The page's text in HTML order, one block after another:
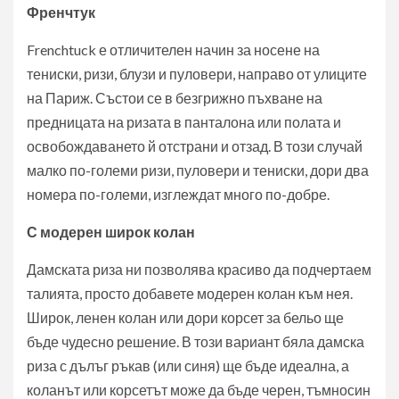
Френчтук
Frenchtuck е отличителен начин за носене на
тениски, ризи, блузи и пуловери, направо от улиците
на Париж. Състои се в безгрижно пъхване на
предницата на ризата в панталона или полата и
освобождаването й отстрани и отзад. В този случай
малко по-големи ризи, пуловери и тениски, дори два
номера по-големи, изглеждат много по-добре.
С модерен широк колан
Дамската риза ни позволява красиво да подчертаем
талията, просто добавете модерен колан към нея.
Широк, ленен колан или дори корсет за бельо ще
бъде чудесно решение. В този вариант бяла дамска
риза с дълъг ръкав (или синя) ще бъде идеална, а
коланът или корсетът може да бъде черен, тъмносин